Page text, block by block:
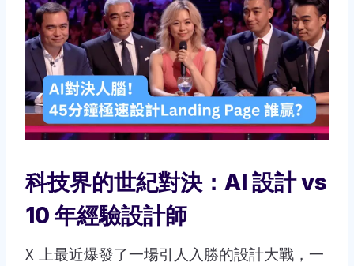
科技界的世紀對決：AI 設計 vs
10 年經驗設計師
X 上最近爆發了一場引人入勝的設計大戰，一